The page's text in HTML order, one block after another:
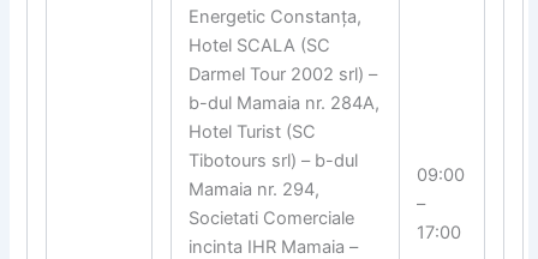
Energetic Constanța,
Hotel SCALA (SC
Darmel Tour 2002 srl) –
b-dul Mamaia nr. 284A,
Hotel Turist (SC
Tibotours srl) – b-dul
Mamaia nr. 294,
Societati Comerciale
incinta IHR Mamaia –
09:00
–
17:00